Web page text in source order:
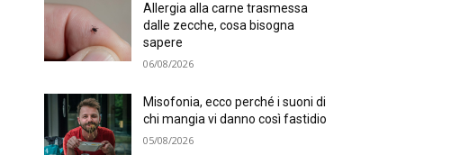
Allergia alla carne trasmessa
dalle zecche, cosa bisogna
sapere
06/08/2026
Misofonia, ecco perché i suoni di
chi mangia vi danno così fastidio
05/08/2026